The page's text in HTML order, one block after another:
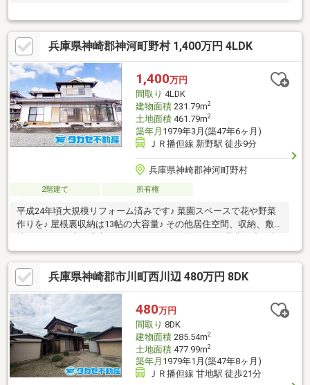
兵庫県神崎郡神河町野村 1,400万円 4LDK
1,400万円
間取り 4LDK
建物面積231.79m2
土地面積461.79m2
築年月 1979年3月(築47年6ヶ月)
ＪＲ播但線 新野駅 徒歩9分
兵庫県神崎郡神河町野村
2階建て 所有権
平成24年頃大規模リフォーム済みです♪ 菜園スペースで花や野菜
作りを♪ 屋根裏収納は13帖の大容量♪ その他居住空間、収納、敷
地スペースも広々豊富♪とてもきれいにお使いです♪是非一度ご内
覧ください♪本物件のご相談、ご内覧等はタカセ不動産 加西店ま
で！0790-35-8028お気軽にお問合せください♪
兵庫県神崎郡市川町西川辺 480万円 8DK
480万円
間取り 8DK
建物面積285.54m2
土地面積477.99m2
築年月 1979年1月(築47年8ヶ月)
ＪＲ播但線 甘地駅 徒歩21分